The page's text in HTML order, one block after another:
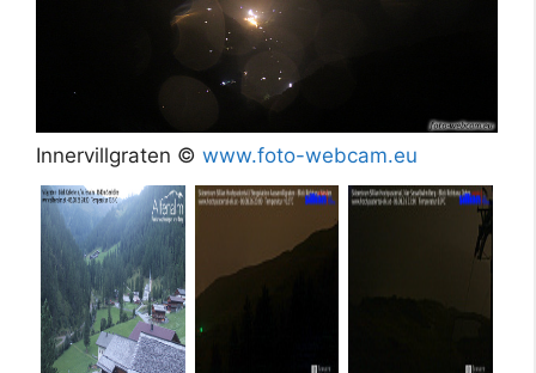
Innervillgraten © www.foto-webcam.eu